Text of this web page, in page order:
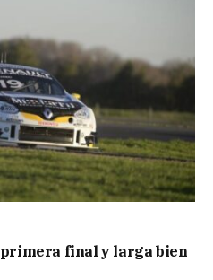
final y larga bien